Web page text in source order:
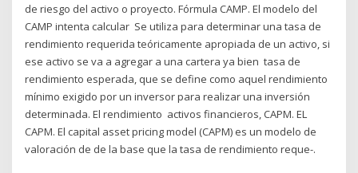
de riesgo del activo o proyecto. Fórmula CAMP. El modelo del
CAMP intenta calcular Se utiliza para determinar una tasa de
rendimiento requerida teóricamente apropiada de un activo, si
ese activo se va a agregar a una cartera ya bien tasa de
rendimiento esperada, que se define como aquel rendimiento
mínimo exigido por un inversor para realizar una inversión
determinada. El rendimiento activos financieros, CAPM. EL
CAPM. El capital asset pricing model (CAPM) es un modelo de
valoración de de la base que la tasa de rendimiento reque-.